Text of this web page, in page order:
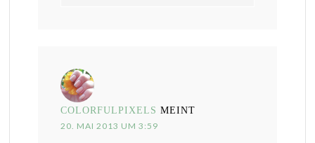
COLORFULPIXELS MEINT
20. MAI 2013 UM 3:59